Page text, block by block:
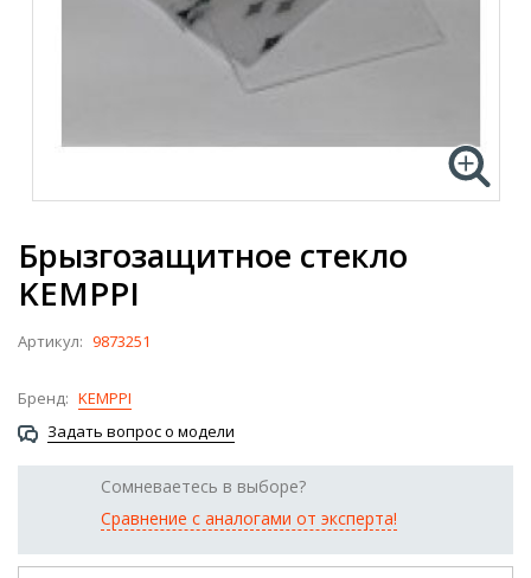
Брызгозащитное стекло
KEMPPI
Артикул: 9873251
Бренд: KEMPPI
Задать вопрос о модели
Сомневаетесь в выборе?
Сравнение с аналогами от эксперта!